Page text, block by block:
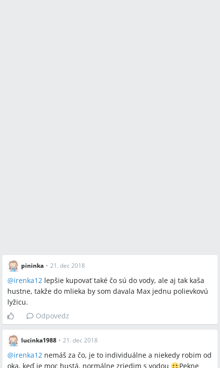
pininka • 21. dec 2018
@irenka12 lepšie kupovať také čo sú do vody, ale aj tak kaša
hustne, takže do mlieka by som davala Max jednu polievkovú
lyžicu.
Odpovedz
lucinka1988 • 21. dec 2018
@irenka12 nemáš za čo, je to individuálne a niekedy robim od
oka, keď je moc hustá, normálne zriedim s vodou
️Pekne